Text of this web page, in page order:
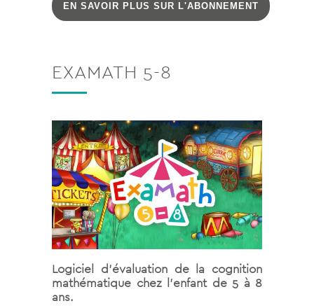
EN SAVOIR PLUS SUR L'ABONNEMENT
EXAMATH 5-8
Logiciel d’évaluation de la cognition
mathématique chez l’enfant de 5 à 8
ans.